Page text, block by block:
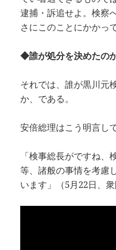
逮捕・訴追せよ。検察
さにこのことにかかっ
◆誰が処分を決めたの
それでは、誰が黒川元
か、である。
安倍総理はこう明言し
「検事総長がですね
等、諸般の事情を考慮
います」（5月22日、